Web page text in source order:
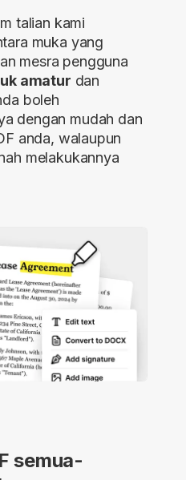
talian kami
muka yang
mesra pengguna
amatur dan
boleh
dengan mudah dan
anda, walaupun
melakukannya
semua-